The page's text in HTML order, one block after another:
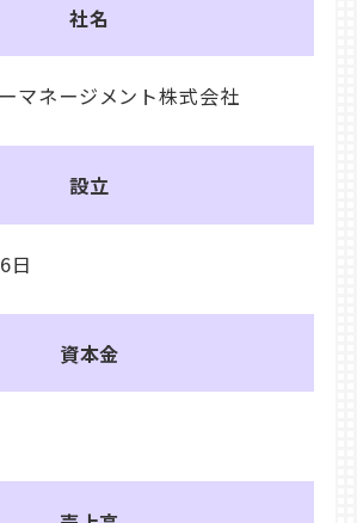
社名
マネージメント株式会社
設立
日
資本金